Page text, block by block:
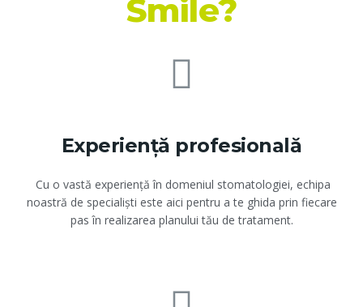
Smile?
Experiență profesională
Cu o vastă experiență în domeniul stomatologiei, echipa
noastră de specialiști este aici pentru a te ghida prin fiecare
pas în realizarea planului tău de tratament.